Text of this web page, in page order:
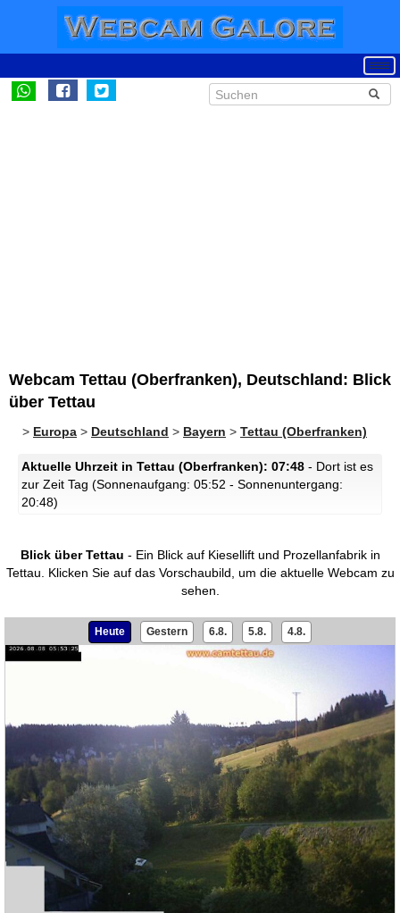
Webcam Tettau (Oberfranken), Deutschland: Blick
über Tettau
> Europa > Deutschland > Bayern > Tettau (Oberfranken)
Aktuelle Uhrzeit in Tettau (Oberfranken): 07:48 - Dort ist es
zur Zeit Tag (Sonnenaufgang: 05:52 - Sonnenuntergang:
20:48)
Blick über Tettau - Ein Blick auf Kiesellift und Prozellanfabrik in
Tettau.
Klicken Sie auf das Vorschaubild, um die aktuelle Webcam zu
sehen.
Heute Gestern 6.8. 5.8. 4.8.